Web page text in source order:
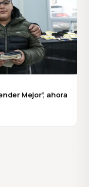
Mejor”, ahora